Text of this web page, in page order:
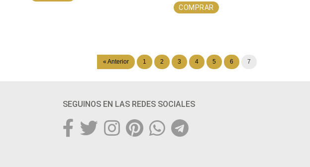
COMPRAR
« Anterior 1 2 3 4 5 6 7
SEGUINOS EN LAS REDES SOCIALES